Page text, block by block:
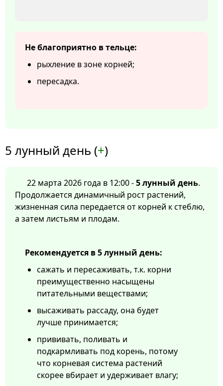
Не благоприятно в тельце:
рыхление в зоне корней;
пересадка.
5 лунный день (+)
22 марта 2026 года в 12:00 -5 лунный день.
Продолжается динамичный рост растений,
жизненная сила передается от корней к стеблю,
а затем листьям и плодам.
Рекомендуется в 5 лунный день:
сажать и пересаживать, т.к. корни
преимущественно насыщены
питательными веществами;
высаживать рассаду, она будет
лучше принимается;
прививать, поливать и
подкармливать под корень, потому
что корневая система растений
скорее вбирает и удерживает влагу;